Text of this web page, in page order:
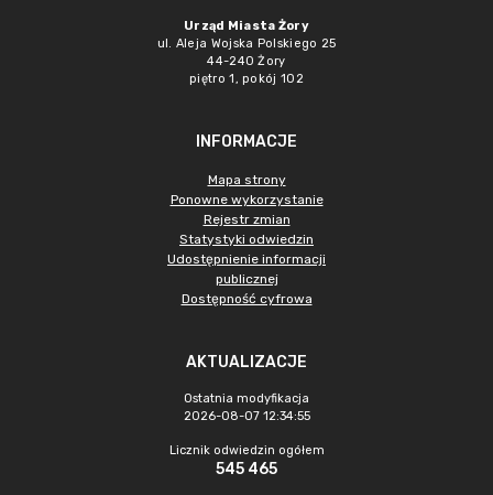
Urząd Miasta Żory
ul. Aleja Wojska Polskiego 25
44-240 Żory
piętro 1, pokój 102
INFORMACJE
Mapa strony
Ponowne wykorzystanie
Rejestr zmian
Statystyki odwiedzin
Udostępnienie informacji
publicznej
Dostępność cyfrowa
AKTUALIZACJE
Ostatnia modyfikacja
2026-08-07 12:34:55
Licznik odwiedzin ogółem
545 465